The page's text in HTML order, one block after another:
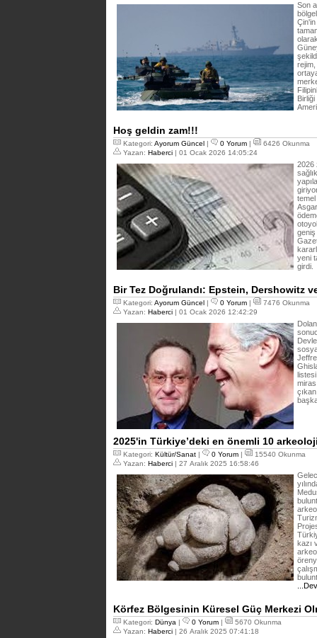
Son
rejim,
Hoş geldin zam!!!
Kategori: Ayorum Güncel | 0 Yorum |
6426 Okunma
Yazan: Haberci | 01 Ocak 2026 14:05:24
2026
yeni
girdi.
Bir Tez Doğrulandı: Epstein, Dershowitz
Kategori: Ayorum Güncel | 0 Yorum |
7476 Okunma
Yazan: Haberci | 01 Ocak 2026 12:42:29
2025'in Türkiye’deki en önemli 10
Kategori: Kültür/Sanat | 0 Yorum |
15540 Okunma
Yazan: Haberci | 27 Aralık 2025 16:58:46
kazı
Körfez Bölgesinin Küresel Güç Merkezi
Kategori: Dünya | 0 Yorum |
5670 Okunma
Yazan: Haberci | 26 Aralık 2025 07:41:18